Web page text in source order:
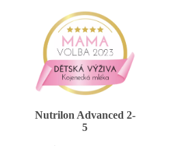
Nutrilon Advanced 2-
5